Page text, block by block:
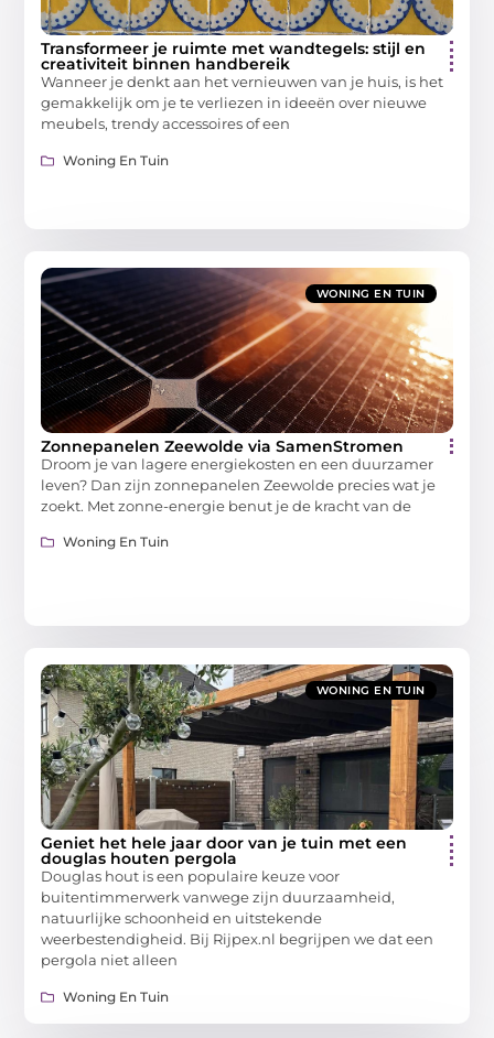
Transformeer je ruimte met wandtegels: stijl en
creativiteit binnen handbereik
Wanneer je denkt aan het vernieuwen van je huis, is het
gemakkelijk om je te verliezen in ideeën over nieuwe
meubels, trendy accessoires of een
Woning En Tuin
WONING EN TUIN
Zonnepanelen Zeewolde via SamenStromen
Droom je van lagere energiekosten en een duurzamer
leven? Dan zijn zonnepanelen Zeewolde precies wat je
zoekt. Met zonne-energie benut je de kracht van de
Woning En Tuin
WONING EN TUIN
Geniet het hele jaar door van je tuin met een
douglas houten pergola
Douglas hout is een populaire keuze voor
buitentimmerwerk vanwege zijn duurzaamheid,
natuurlijke schoonheid en uitstekende
weerbestendigheid. Bij Rijpex.nl begrijpen we dat een
pergola niet alleen
Woning En Tuin